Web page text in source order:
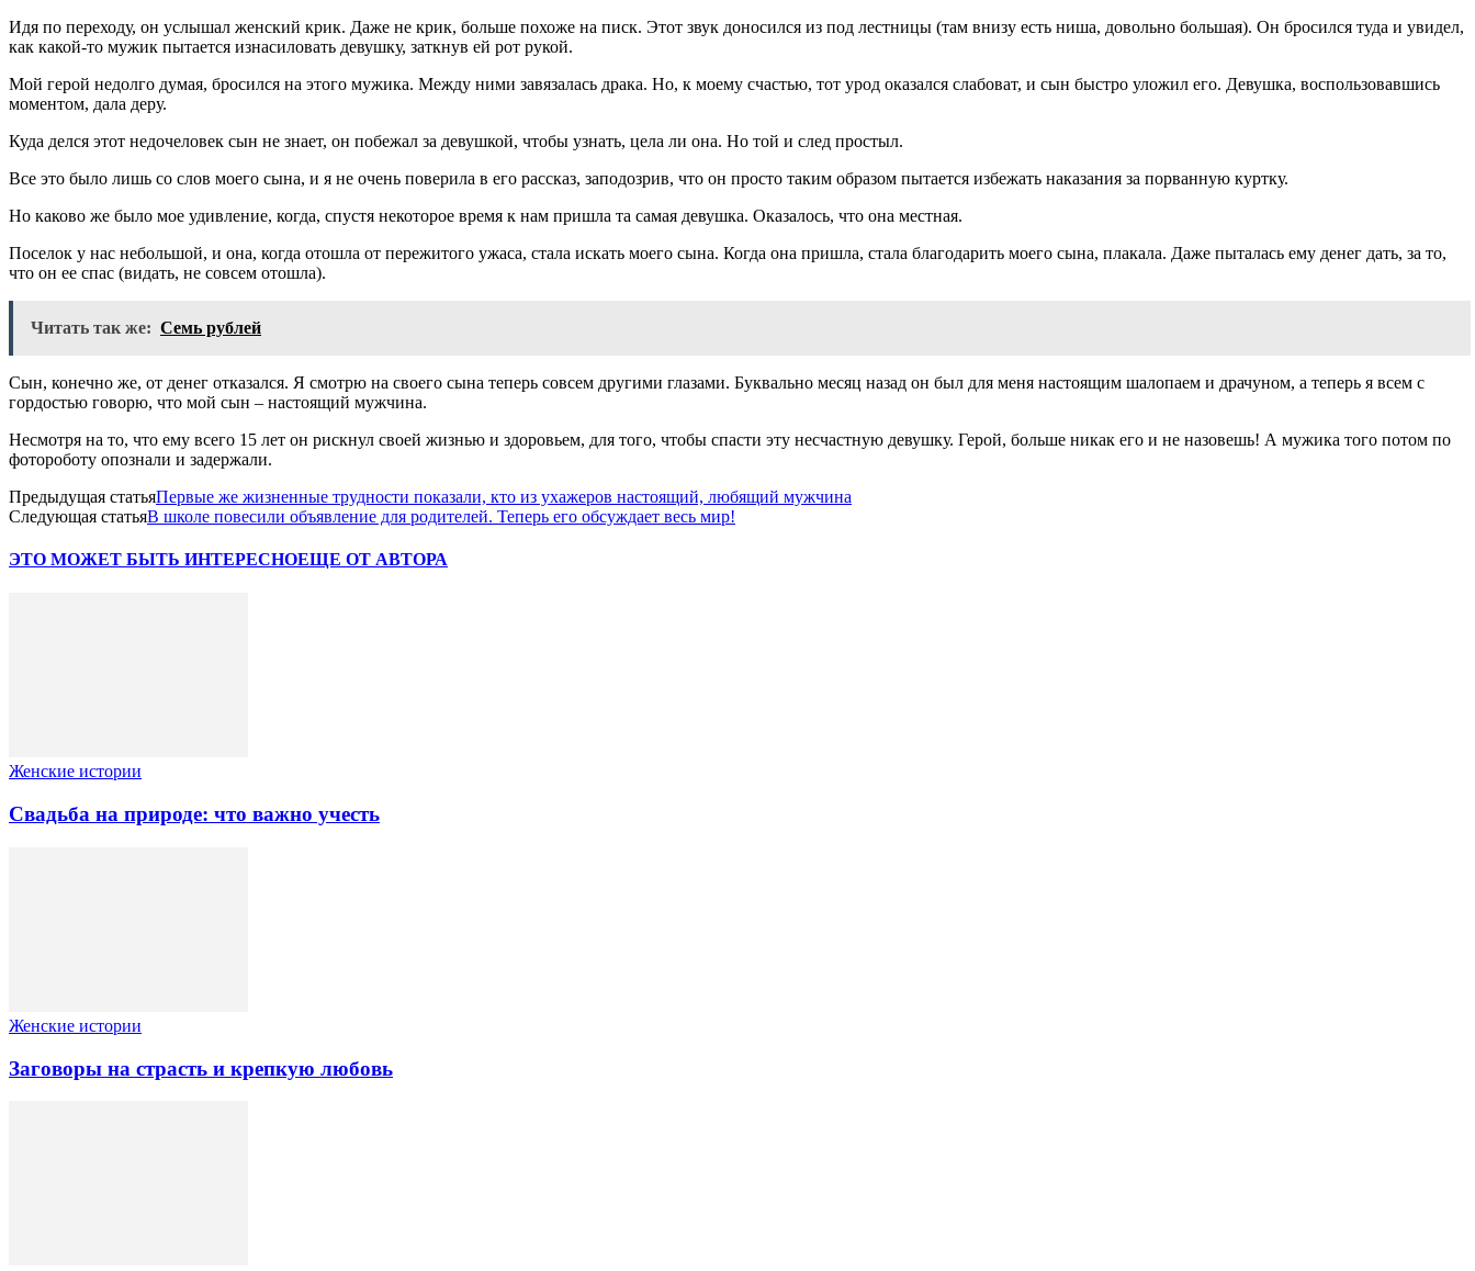
Идя по переходу, он услышал женский крик. Даже не крик, больше похоже на писк. Этот звук доносился из под лестницы (там внизу есть ниша, довольно большая). Он бросился туда и увидел,
как какой-то мужик пытается изнасиловать девушку, заткнув ей рот рукой.
Мой герой недолго думая, бросился на этого мужика. Между ними завязалась драка. Но, к моему счастью, тот урод оказался слабоват, и сын быстро уложил его. Девушка, воспользовавшись
моментом, дала деру.
Куда делся этот недочеловек сын не знает, он побежал за девушкой, чтобы узнать, цела ли она. Но той и след простыл.
Все это было лишь со слов моего сына, и я не очень поверила в его рассказ, заподозрив, что он просто таким образом пытается избежать наказания за порванную куртку.
Но каково же было мое удивление, когда, спустя некоторое время к нам пришла та самая девушка. Оказалось, что она местная.
Поселок у нас небольшой, и она, когда отошла от пережитого ужаса, стала искать моего сына. Когда она пришла, стала благодарить моего сына, плакала. Даже пыталась ему денег дать, за то,
что он ее спас (видать, не совсем отошла).
Читать так же: Семь рублей
Сын, конечно же, от денег отказался. Я смотрю на своего сына теперь совсем другими глазами. Буквально месяц назад он был для меня настоящим шалопаем и драчуном, а теперь я всем с
гордостью говорю, что мой сын – настоящий мужчина.
Несмотря на то, что ему всего 15 лет он рискнул своей жизнью и здоровьем, для того, чтобы спасти эту несчастную девушку. Герой, больше никак его и не назовешь! А мужика того потом по
фотороботу опознали и задержали.
Предыдущая статьяПервые же жизненные трудности показали, кто из ухажеров настоящий, любящий мужчина
Следующая статьяВ школе повесили объявление для родителей. Теперь его обсуждает весь мир!
ЭТО МОЖЕТ БЫТЬ ИНТЕРЕСНОЕЩЕ ОТ АВТОРА
Женские истории
Свадьба на природе: что важно учесть
Женские истории
Заговоры на страсть и крепкую любовь